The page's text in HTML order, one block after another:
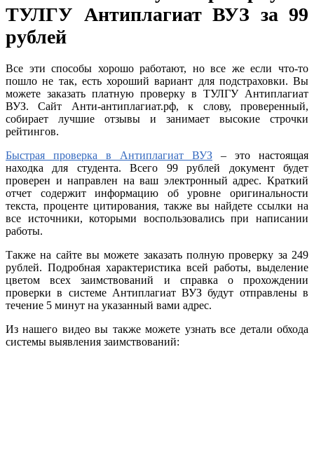
ТУЛГУ Антиплагиат ВУЗ за 99
рублей
Все эти способы хорошо работают, но все же если что-то
пошло не так, есть хороший вариант для подстраховки. Вы
можете заказать платную проверку в ТУЛГУ Антиплагиат
ВУЗ. Сайт Анти-антиплагиат.рф, к слову, проверенный,
собирает лучшие отзывы и занимает высокие строчки
рейтингов.
Быстрая проверка в Антиплагиат ВУЗ – это настоящая
находка для студента. Всего 99 рублей документ будет
проверен и направлен на ваш электронный адрес. Краткий
отчет содержит информацию об уровне оригинальности
текста, проценте цитирования, также вы найдете ссылки на
все источники, которыми воспользовались при написании
работы.
Также на сайте вы можете заказать полную проверку за 249
рублей. Подробная характеристика всей работы, выделение
цветом всех заимствований и справка о прохождении
проверки в системе Антиплагиат ВУЗ будут отправлены в
течение 5 минут на указанный вами адрес.
Из нашего видео вы также можете узнать все детали обхода
системы выявления заимствований: